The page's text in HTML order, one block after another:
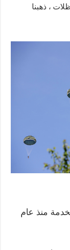
، ذهبنا
منذ عام